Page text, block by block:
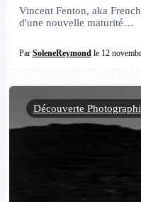
Vincent Fenton, aka
d'une nouvelle maturité…
Par SoleneReymondle 12
Découverte